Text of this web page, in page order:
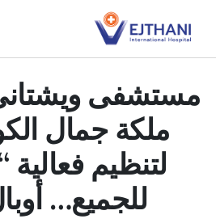
مستشفى
ملكة جمال
لتنظيم فعالية
للجميع…